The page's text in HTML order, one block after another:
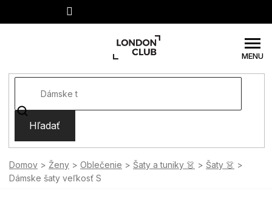
Hľadať
Domov Ženy Oblečenie Šaty a tuniky 👗
Šaty 👗
Dámske šaty veľkosť S